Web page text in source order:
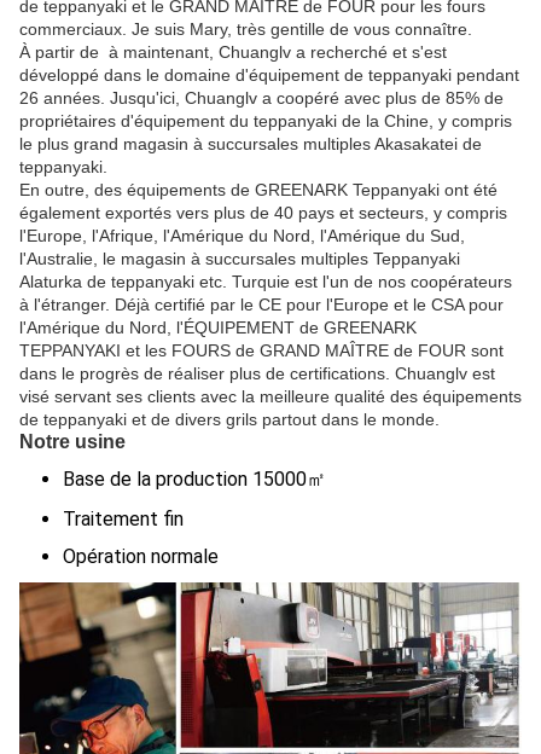
de teppanyaki et le GRAND MAÎTRE de FOUR pour les fours
commerciaux. Je suis Mary, très gentille de vous connaître.
À partir de  à maintenant, Chuanglv a recherché et s'est
développé dans le domaine d'équipement de teppanyaki pendant
26 années. Jusqu'ici, Chuanglv a coopéré avec plus de 85% de
propriétaires d'équipement du teppanyaki de la Chine, y compris
le plus grand magasin à succursales multiples Akasakatei de
teppanyaki.
En outre, des équipements de GREENARK Teppanyaki ont été
également exportés vers plus de 40 pays et secteurs, y compris
l'Europe, l'Afrique, l'Amérique du Nord, l'Amérique du Sud,
l'Australie, le magasin à succursales multiples Teppanyaki
Alaturka de teppanyaki etc. Turquie est l'un de nos coopérateurs
à l'étranger. Déjà certifié par le CE pour l'Europe et le CSA pour
l'Amérique du Nord, l'ÉQUIPEMENT de GREENARK
TEPPANYAKI et les FOURS de GRAND MAÎTRE de FOUR sont
dans le progrès de réaliser plus de certifications. Chuanglv est
visé servant ses clients avec la meilleure qualité des équipements
de teppanyaki et de divers grils partout dans le monde.
Notre usine
Base de la production 15000㎡
Traitement fin
Opération normale